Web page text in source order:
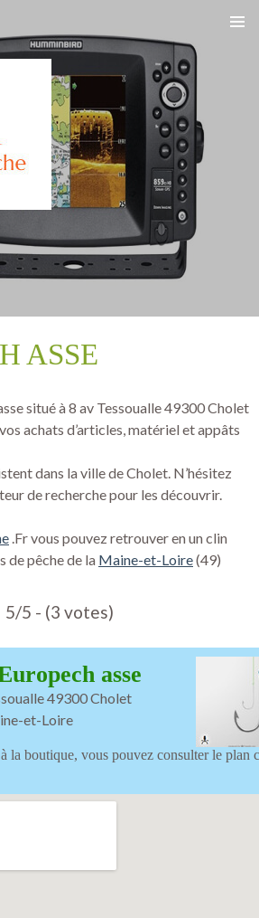
ASSE
situé à 8 av Tessoualle 49300 Cholet
achats d’articles, matériel et appâts
dans la ville de Cholet. N’hésitez
de recherche pour les découvrir.
.Fr vous pouvez retrouver en un clin
de pêche de la Maine-et-Loire(49)
5/5 - (3 votes)
asse
49300 Cholet
et-Loire
la boutique, vous pouvez consulter le plan